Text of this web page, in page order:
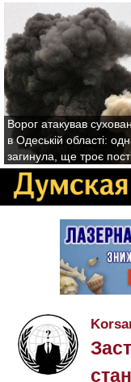
Ворог атакував
в Одеській області:
загинула, ще троє